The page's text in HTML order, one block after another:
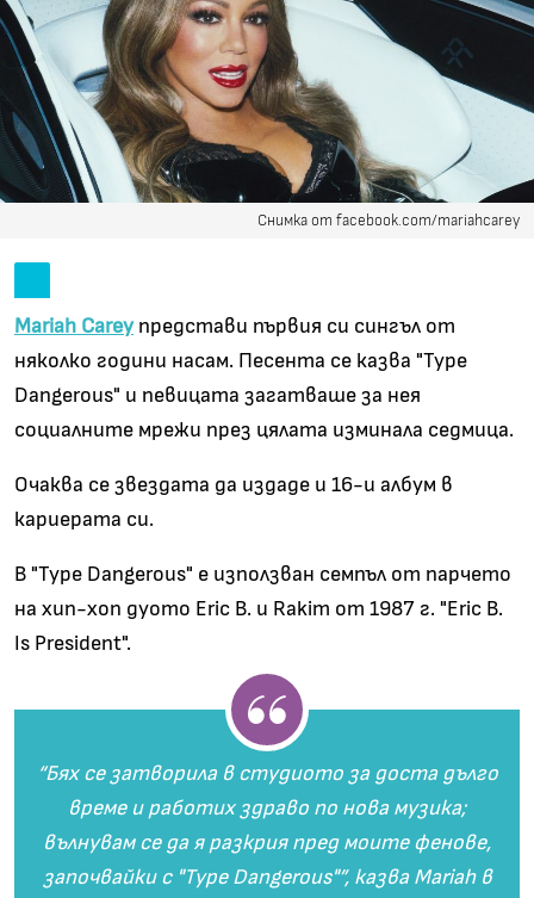
Снимка от facebook.com/mariahcarey
Mariah Careyпредстави първия си сингъл от
няколко години насам. Песента се казва "Type
Dangerous" и певицата загатваше за нея
социалните мрежи през цялата изминала седмица.
Очаква се звездата да издаде и 16-и албум в
кариерата си.
В "Type Dangerous" е използван семпъл от парчето
на хип-хоп дуото Eric B. и Rakim от 1987 г. "Eric B.
Is President".
“Бях се затворила в студиото за доста дълго
време и работих здраво по нова музика;
вълнувам се да я разкрия пред моите фенове,
започвайки с "Type Dangerous"”, казва Mariah в